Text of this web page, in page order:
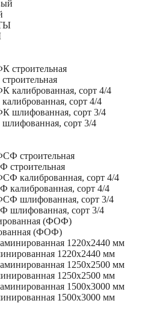
сорт 4/4
сорт 3/4
строительная
калиброванная, сорт 4/4
шлифованная, сорт 3/4
(ФОФ)
1220x2440 мм
1250x2500 мм
1500x3000 мм